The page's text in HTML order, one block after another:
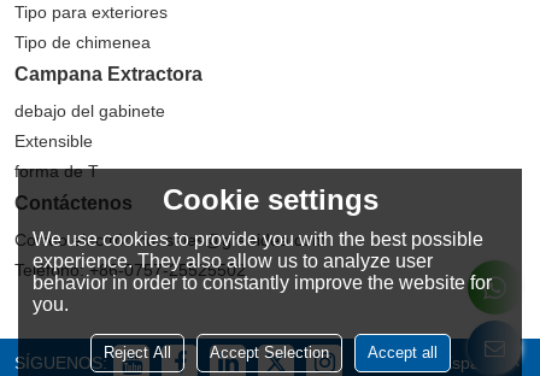
Tipo para exteriores
Tipo de chimenea
Campana Extractora
debajo del gabinete
Extensible
forma de T
Contáctenos
Correo electrónico: sales@greaidea.com
Teléfono: +86-0757-25525502
SÍGUENOS: Español
Cookie settings
We use cookies to provide you with the best possible
experience. They also allow us to analyze user
behavior in order to constantly improve the website for
you.
Reject All Accept Selection Accept all